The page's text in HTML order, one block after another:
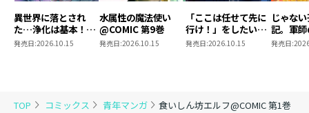
TOP コミックス 青年マンガ 食いしん坊エルフ@COMIC 第1巻
異世界に落とされ
た…浄化は基本！
@COMIC 第7巻
発売日:2026.10.15
水属性の魔法使い
@COMIC 第9巻
発売日:2026.10.15
「ここは任せて先に
行け！」をしたい死
にたがりの望まぬ宇
発売日:2026.10.15
じゃな
記。軍
われま
発売日: